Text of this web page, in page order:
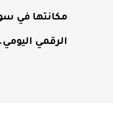
مكانتها في
الرقمي اليومي.